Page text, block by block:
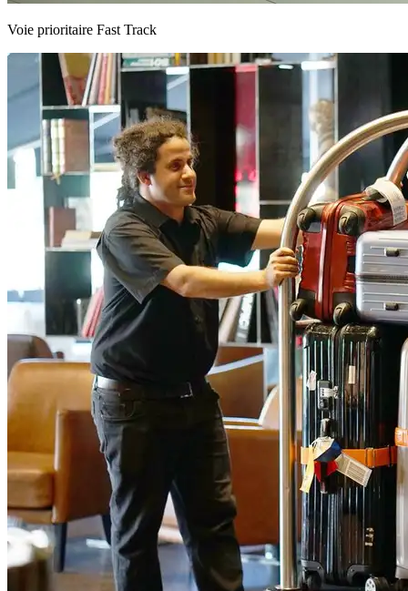
Voie prioritaire Fast Track